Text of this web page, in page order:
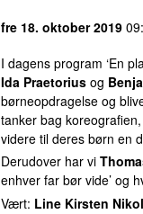
fre 18. oktober 2019
I dagens program ‘En
Ida Praetorius og
børneopdragelse og
tanker bag
videre til deres børn en
Derudover har vi
enhver far bør vide’ og
Vært: Line Kirsten